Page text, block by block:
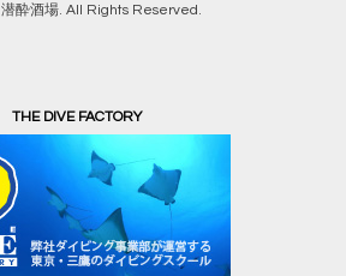
潜酔酒場. All Rights Reserved.
THE DIVE FACTORY